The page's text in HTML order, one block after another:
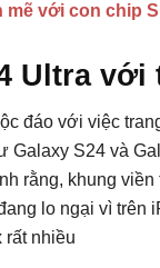
mẽ với con chip
Ultra
đáo với việc
Galaxy S24 và
rằng, khung
lo ngại vì trên
rất nhiều